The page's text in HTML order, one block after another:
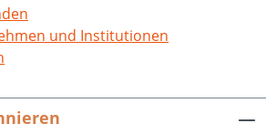
Ort, an dem man neue
knüpft, in Klassen eine
aufbaut und als Schule
bebilderten Schulchronik
zu seinem 50-
und Institutionen